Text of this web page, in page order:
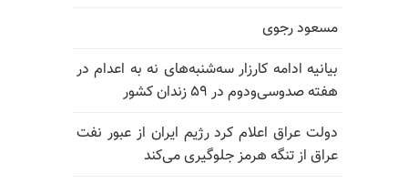
مسعود رجوی
بیانیه ادامه کارزار سه‌شنبه‌های نه به اعدام در
هفته صدوسی‌و‌دوم در ۵۹ زندان کشور
دولت عراق اعلام کرد رژیم ایران از عبور نفت
عراق از تنگه هرمز جلوگیری می‌کند